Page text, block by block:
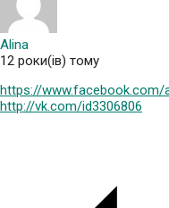
Alina
12 роки(ів) тому
https://www.facebook.com/
http://vk.com/id3306806